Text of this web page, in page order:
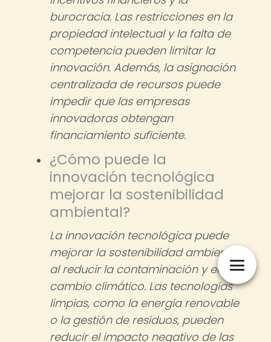
burocracia. Las restricciones en la
propiedad intelectual y la falta de
competencia pueden limitar la
innovación. Además, la asignación
centralizada de recursos puede
impedir que las empresas
innovadoras obtengan
financiamiento suficiente.
¿Cómo puede la
innovación tecnológica
mejorar la sostenibilidad
ambiental?
La innovación tecnológica puede
mejorar la sostenibilidad ambiental
al reducir la contaminación y el
cambio climático. Las tecnologías
limpias, como la energía renovable
o la gestión de residuos, pueden
reducir el impacto negativo de las